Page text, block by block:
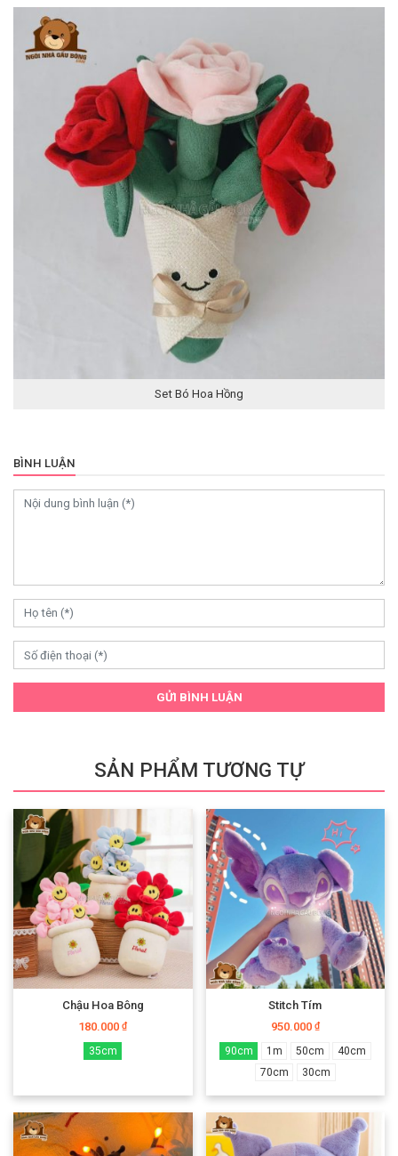
Set Bó Hoa Hồng
BÌNH LUẬN
GỬI BÌNH LUẬN
SẢN PHẨM TƯƠNG TỰ
Chậu Hoa Bông
180.000₫
35cm
Stitch Tím
950.000 ₫
90cm 1m 50cm
40cm
70cm
30cm